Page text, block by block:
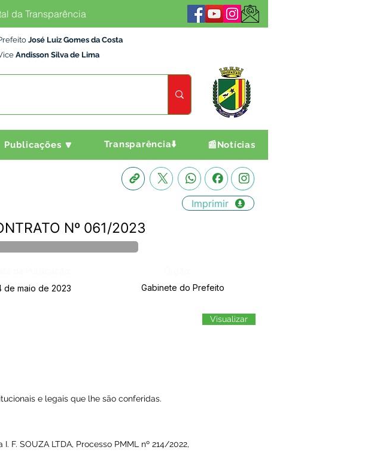
da Transparência
José Luiz Gomes da Costa
Andisson Silva de Lima
Publicações 🔽 Transparência⬇️ 📰Notícias
Imprimir
Nº 061/2023
de maio de 2023 Gabinete do Prefeito
e legais que lhe são conferidas.
SOUZA LTDA, Processo PMML nº 214/2022,
Visualizar